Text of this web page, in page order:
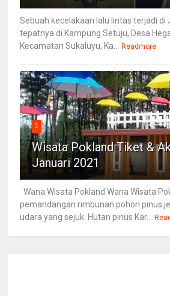
Sebuah kecelakaan lalu lintas terjadi di
tepatnya di Kampung Setuju, Desa
Kecamatan Sukaluyu, Ka... Readmore
5
Wisata Pokland Tiket &
Januari 2021
Wana Wisata Pokland Wana Wisata
pemandangan rimbunan pohon pinus
udara yang sejuk. Hutan pinus Kar...